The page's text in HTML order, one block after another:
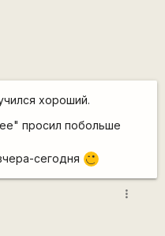
хороший.
просил побольше
сегодня
;)
more_vert